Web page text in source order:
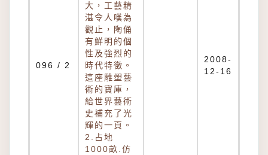
096 / 2
大，工藝精
湛令人嘆為
觀止，陶俑
有鮮明的個
性及強烈的
時代特徵。
這座雕塑藝
術的寶庫，
給世界藝術
史補充了光
輝的一頁。
2.占地
1000畝.仿
2008-
12-16